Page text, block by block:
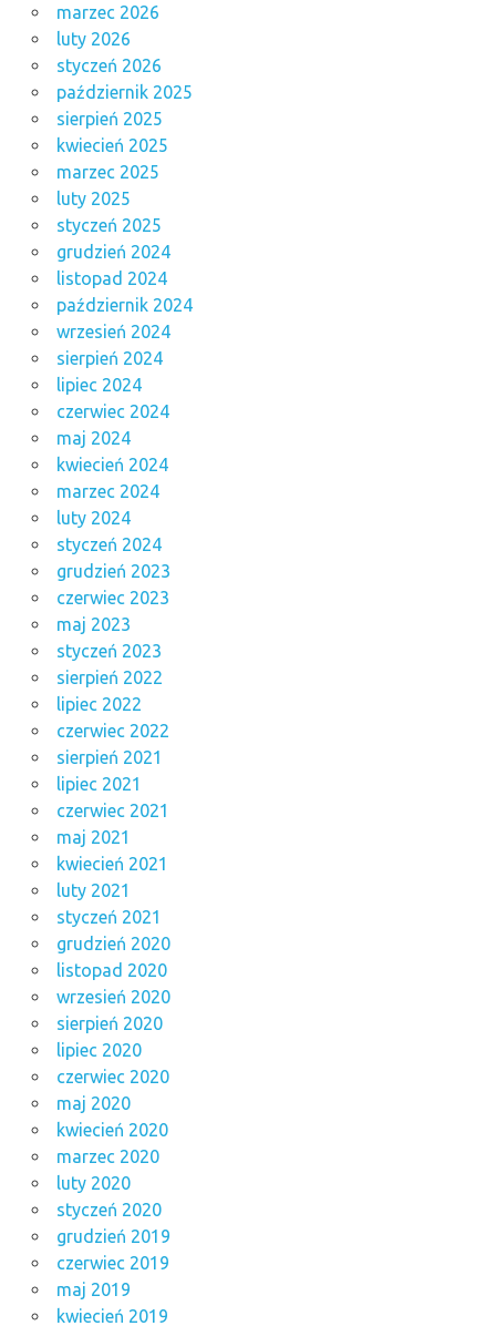
marzec 2026
luty 2026
styczeń 2026
październik 2025
sierpień 2025
kwiecień 2025
marzec 2025
luty 2025
styczeń 2025
grudzień 2024
listopad 2024
październik 2024
wrzesień 2024
sierpień 2024
lipiec 2024
czerwiec 2024
maj 2024
kwiecień 2024
marzec 2024
luty 2024
styczeń 2024
grudzień 2023
czerwiec 2023
maj 2023
styczeń 2023
sierpień 2022
lipiec 2022
czerwiec 2022
sierpień 2021
lipiec 2021
czerwiec 2021
maj 2021
kwiecień 2021
luty 2021
styczeń 2021
grudzień 2020
listopad 2020
wrzesień 2020
sierpień 2020
lipiec 2020
czerwiec 2020
maj 2020
kwiecień 2020
marzec 2020
luty 2020
styczeń 2020
grudzień 2019
czerwiec 2019
maj 2019
kwiecień 2019